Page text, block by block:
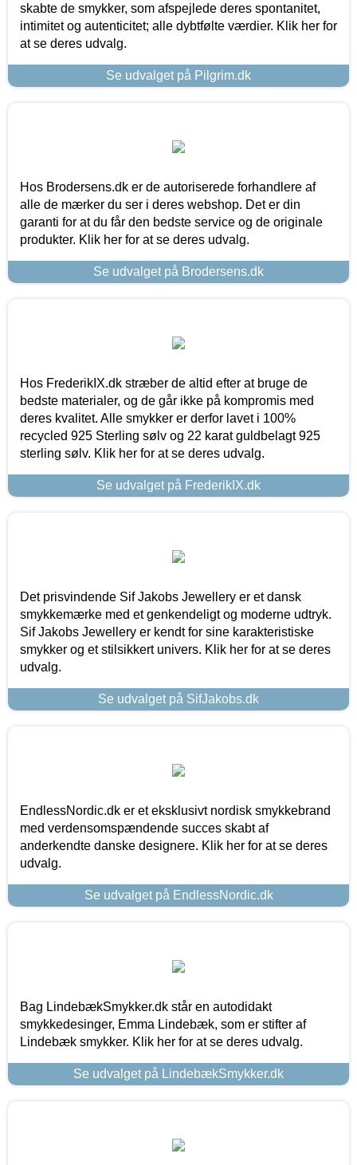
skabte de smykker, som afspejlede deres spontanitet,
intimitet og autenticitet; alle dybtfølte værdier. Klik her for
at se deres udvalg.
Se udvalget på Pilgrim.dk
Hos Brodersens.dk er de autoriserede forhandlere af
alle de mærker du ser i deres webshop. Det er din
garanti for at du får den bedste service og de originale
produkter. Klik her for at se deres udvalg.
Se udvalget på Brodersens.dk
Hos FrederikIX.dk stræber de altid efter at bruge de
bedste materialer, og de går ikke på kompromis med
deres kvalitet. Alle smykker er derfor lavet i 100%
recycled 925 Sterling sølv og 22 karat guldbelagt 925
sterling sølv. Klik her for at se deres udvalg.
Se udvalget på FrederikIX.dk
Det prisvindende Sif Jakobs Jewellery er et dansk
smykkemærke med et genkendeligt og moderne udtryk.
Sif Jakobs Jewellery er kendt for sine karakteristiske
smykker og et stilsikkert univers. Klik her for at se deres
udvalg.
Se udvalget på SifJakobs.dk
EndlessNordic.dk er et eksklusivt nordisk smykkebrand
med verdensomspændende succes skabt af
anderkendte danske designere. Klik her for at se deres
udvalg.
Se udvalget på EndlessNordic.dk
Bag LindebækSmykker.dk står en autodidakt
smykkedesinger, Emma Lindebæk, som er stifter af
Lindebæk smykker. Klik her for at se deres udvalg.
Se udvalget på LindebækSmykker.dk